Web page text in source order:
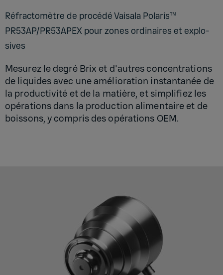
Réfrac­to­mètre de pro­cédé Vai­sala Pola­ris™
PR53AP/PR53A­PEX pour zones ordi­naires et explo­
sives
Mesurez le degré Brix et d'autres concentrations
de liquides avec une amélioration instantanée de
la productivité et de la matière, et simplifiez les
opérations dans la production alimentaire et de
boissons, y compris des opérations OEM.